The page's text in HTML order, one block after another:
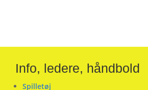
Info, ledere, håndbold
Spilletøj